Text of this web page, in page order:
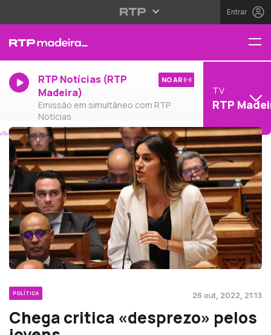
Entrar
RTP Notícias (RTP
Madeira)
Emissão em simultâneo com RTP
Notícias
NO AR
TV
RTP
POLÍTICA 26 out, 2022, 21:13
Chega critica «desprezo» pelos